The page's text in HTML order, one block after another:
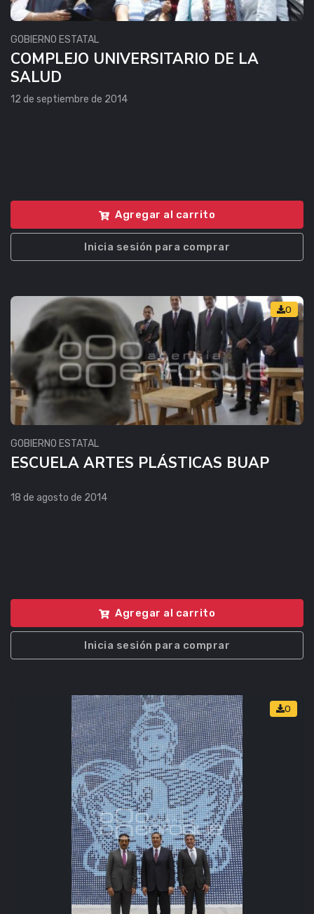
GOBIERNO ESTATAL
COMPLEJO UNIVERSITARIO DE LA
SALUD
12 de septiembre de 2014
Agregar al carrito
Inicia sesión para comprar
0
GOBIERNO ESTATAL
ESCUELA ARTES PLÁSTICAS BUAP
18 de agosto de 2014
Agregar al carrito
Inicia sesión para comprar
0